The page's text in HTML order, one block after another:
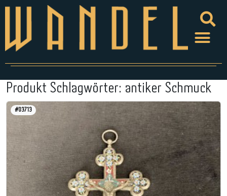
Produkt Schlagwörter: antiker Schmuck
#03713